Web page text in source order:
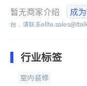
暂无商家介绍 成
台，请联系
行业标签
室内装修